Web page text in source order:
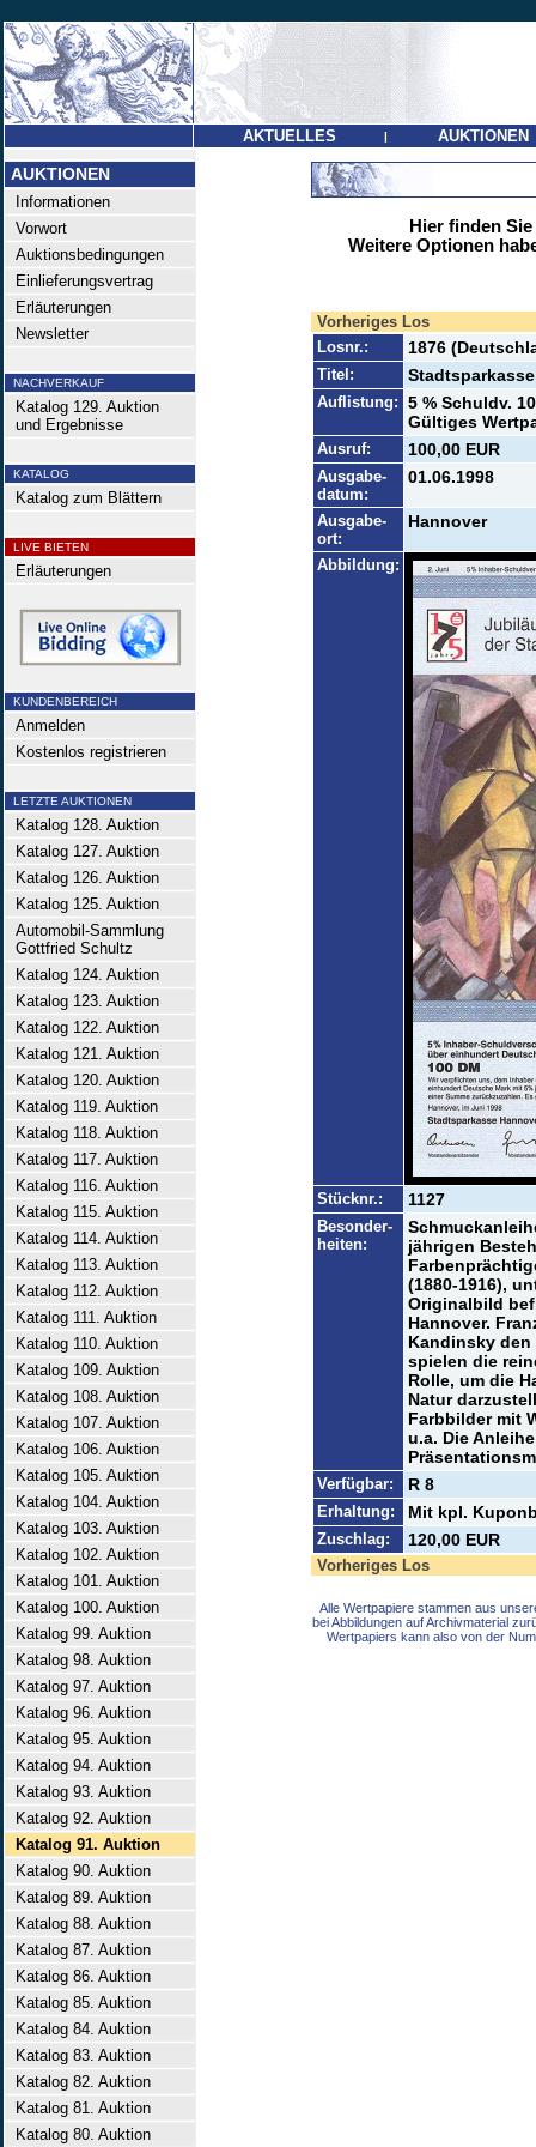
AKTUELLES | AUKTIONEN
AUKTIONEN
Informationen
Vorwort
Auktionsbedingungen
Einlieferungsvertrag
Erläuterungen
Newsletter
NACHVERKAUF
Katalog 129. Auktion
und Ergebnisse
KATALOG
Katalog zum Blättern
LIVE BIETEN
Erläuterungen
KUNDENBEREICH
Anmelden
Kostenlos registrieren
LETZTE AUKTIONEN
Katalog 128. Auktion
Katalog 127. Auktion
Katalog 126. Auktion
Katalog 125. Auktion
Automobil-Sammlung
Gottfried Schultz
Katalog 124. Auktion
Katalog 123. Auktion
Katalog 122. Auktion
Katalog 121. Auktion
Katalog 120. Auktion
Katalog 119. Auktion
Katalog 118. Auktion
Katalog 117. Auktion
Katalog 116. Auktion
Katalog 115. Auktion
Katalog 114. Auktion
Katalog 113. Auktion
Katalog 112. Auktion
Katalog 111. Auktion
Katalog 110. Auktion
Katalog 109. Auktion
Katalog 108. Auktion
Katalog 107. Auktion
Katalog 106. Auktion
Katalog 105. Auktion
Katalog 104. Auktion
Katalog 103. Auktion
Katalog 102. Auktion
Katalog 101. Auktion
Katalog 100. Auktion
Katalog 99. Auktion
Katalog 98. Auktion
Katalog 97. Auktion
Katalog 96. Auktion
Katalog 95. Auktion
Katalog 94. Auktion
Katalog 93. Auktion
Katalog 92. Auktion
Katalog 91. Auktion
Katalog 90. Auktion
Katalog 89. Auktion
Katalog 88. Auktion
Katalog 87. Auktion
Katalog 86. Auktion
Katalog 85. Auktion
Katalog 84. Auktion
Katalog 83. Auktion
Katalog 82. Auktion
Katalog 81. Auktion
Katalog 80. Auktion
Hier finden
Weitere Optionen
Vorheriges Los
Losnr.:
1876
Titel:
Auflistung: 5 % Schuldv.
Gültiges
Ausruf: 100,00 EUR
Ausgabe-
datum:
01.06.1998
Ausgabe-
ort:
Hannover
Abbildung:
Stücknr.: 1127
Besonder-
heiten:
jährigen
(1880-1916),
Originalbild
Hannover.
Kandinsky den
spielen die
Rolle, um die
Natur
Farbbilder mit
u.a. Die
Verfügbar: R 8
Erhaltung: Mit kpl.
Zuschlag: 120,00 EUR
Vorheriges Los
Alle Wertpapiere stammen aus
bei Abbildungen auf Archivmaterial
Wertpapiers kann also von der